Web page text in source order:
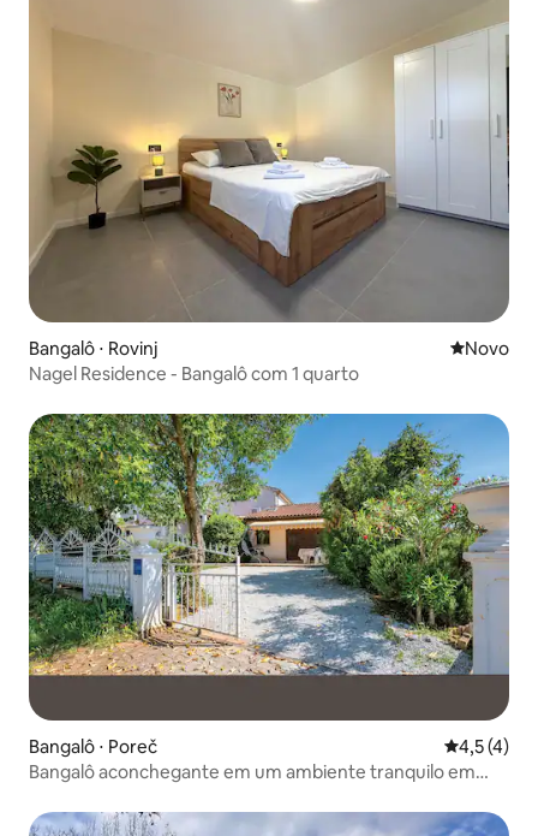
Bangalô ⋅ Rovinj Novo
Novo
Nagel Residence - Bangalô com 1 quarto
Bangalô ⋅ Poreč 4,5 de
4,5 (4)
Bangalô aconchegante em um ambiente tranquilo em